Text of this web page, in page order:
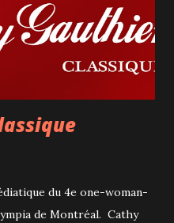
spectacle, on rit, on rit
aussi beaucoup quant au
qui nous...
du 4e one-woman-
de Montréal. Cathy